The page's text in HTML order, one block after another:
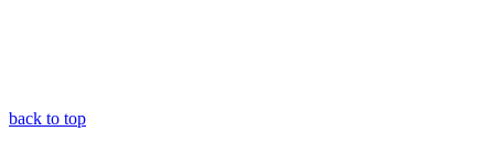
back to top